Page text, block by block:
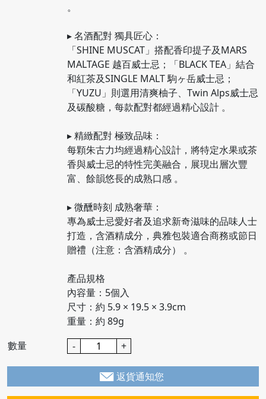
。
▸ 名酒配對 獨具匠心：
「SHINE MUSCAT」搭配香印提子及MARS
MALTAGE 越百威士忌；「BLACK TEA」結合
和紅茶及SINGLE MALT 駒ヶ岳威士忌；
「YUZU」則選用清爽柚子、Twin Alps威士忌
及碳酸糖，每款配對都經過精心設計 。
▸ 精緻配對 極致品味：
每顆朱古力均經過精心設計，將特定水果或茶
香與威士忌的特性完美融合，展現出層次豐
富、餘韻悠長的成熟口感 。
▸ 微醺時刻 成熟奢華：
專為威士忌愛好者及追求新奇滋味的品味人士
打造，含酒精成分，典雅包裝適合商務或節日
贈禮（注意：含酒精成分） 。
產品規格
內容量：5個入
尺寸：約 5.9 × 19.5 × 3.9cm
​重量：約 89g
數量
- +
返貨通知您